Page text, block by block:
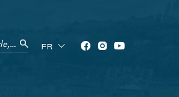
Une enseigne, un article, un service ? FR